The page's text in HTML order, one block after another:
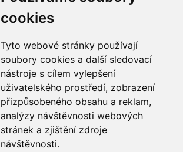
cookies
Tyto webové stránky používají
soubory cookies a další sledovací
nástroje s cílem vylepšení
uživatelského prostředí, zobrazení
přizpůsobeného obsahu a reklam,
analýzy návštěvnosti webových
stránek a zjištění zdroje
návštěvnosti.